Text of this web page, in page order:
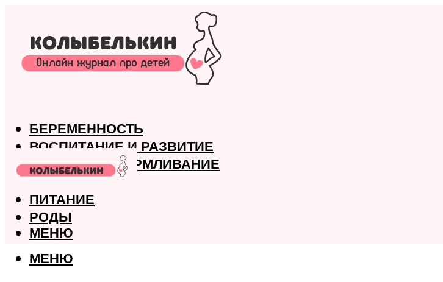
БЕРЕМЕННОСТЬ
ВОСПИТАНИЕ И РАЗВИТИЕ
ГРУДНОЕ ВСКАРМЛИВАНИЕ
ЗДОРОВЬЕ
ПИТАНИЕ
РОДЫ
МЕНЮ
МЕНЮ